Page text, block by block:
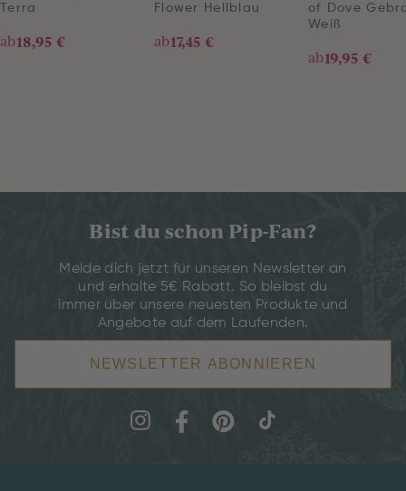
Terra
ab18,95 €
Flower Hellblau
ab17,45 €
of Dove
Weiß
ab19,95 €
Bist du schon Pip-Fan?
Melde dich jetzt für unseren Newsletter an
und erhalte 5€ Rabatt. So bleibst du
immer über unsere neuesten Produkte und
Angebote auf dem Laufenden.
NEWSLETTER ABONNIEREN